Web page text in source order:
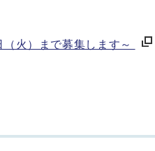
火）まで募集します～